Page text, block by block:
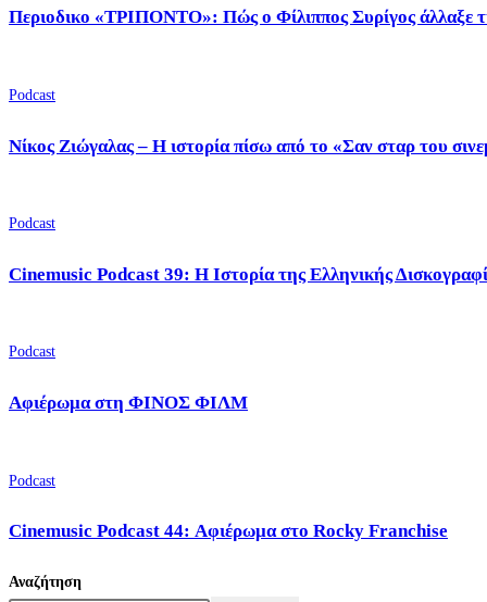
Περιοδικο «ΤΡΙΠΟΝΤΟ»: Πώς ο Φίλιππος Συρίγος άλλαξε
Podcast
Νίκος Ζιώγαλας – Η ιστορία πίσω από το «Σαν σταρ του
Podcast
Cinemusic Podcast 39: Η Ιστορία της Ελληνικής
Podcast
Αφιέρωμα στη ΦΙΝΟΣ ΦΙΛΜ
Podcast
Cinemusic Podcast 44: Αφιέρωμα στο Rocky Franchise
Αναζήτηση